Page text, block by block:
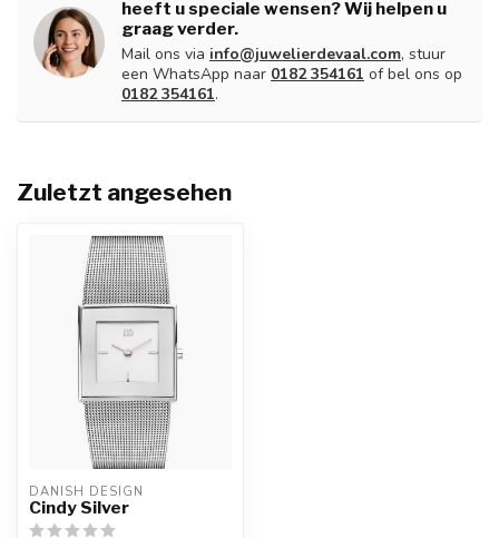
heeft u speciale wensen? Wij helpen u
graag verder.
Mail ons via info@juwelierdevaal.com, stuur
een WhatsApp naar 0182 354161 of bel ons op
0182 354161.
Zuletzt angesehen
DANISH DESIGN
Cindy Silver